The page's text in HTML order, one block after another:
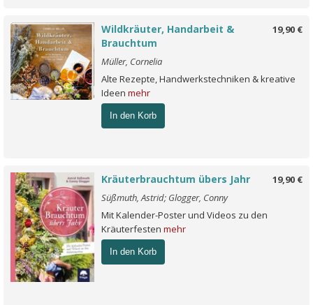
19,90 €
Wildkräuter, Handarbeit &
Brauchtum
Müller, Cornelia
Alte Rezepte, Handwerkstechniken & kreative
Ideen mehr
In den Korb
19,90 €
Kräuterbrauchtum übers Jahr
Süßmuth, Astrid; Glogger, Conny
Mit Kalender-Poster und Videos zu den
Kräuterfesten mehr
In den Korb